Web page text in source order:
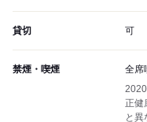
貸切 可
禁煙・喫煙
全席
正健
と